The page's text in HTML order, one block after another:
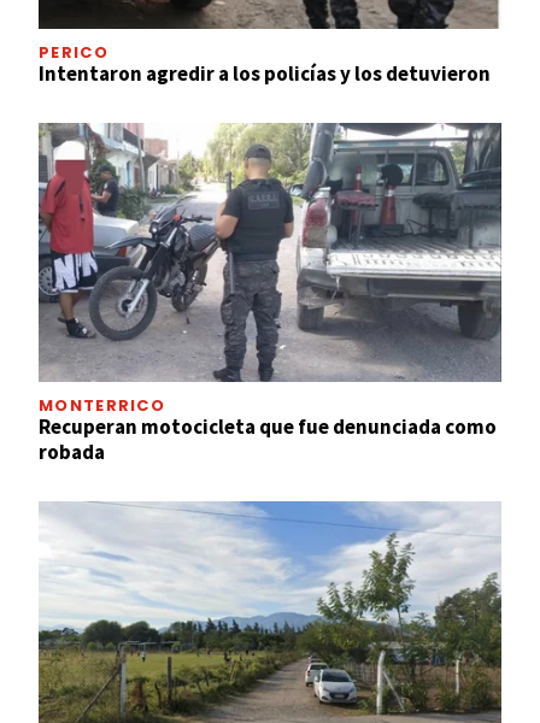
PERICO
Intentaron agredir a los policías y los detuvieron
MONTERRICO
Recuperan motocicleta que fue denunciada como
robada